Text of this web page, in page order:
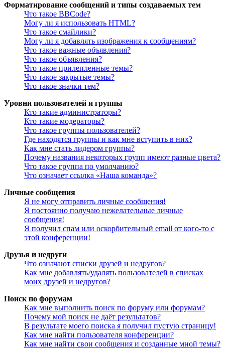
Форматирование сообщений и типы создаваемых тем
Что такое BBCode?
Могу ли я использовать HTML?
Что такое смайлики?
Могу ли я добавлять изображения к сообщениям?
Что такое важные объявления?
Что такое объявления?
Что такое прилепленные темы?
Что такое закрытые темы?
Что такое значки тем?
Уровни пользователей и группы
Кто такие администраторы?
Кто такие модераторы?
Что такое группы пользователей?
Где находятся группы и как мне вступить в них?
Как мне стать лидером группы?
Почему названия некоторых групп имеют разные цвета?
Что такое группа по умолчанию?
Что означает ссылка «Наша команда»?
Личные сообщения
Я не могу отправить личные сообщения!
Я постоянно получаю нежелательные личные
сообщения!
Я получил спам или оскорбительный email от кого-то с
этой конференции!
Друзья и недруги
Что означают списки друзей и недругов?
Как мне добавлять/удалять пользователей в списках
моих друзей и недругов?
Поиск по форумам
Как мне выполнить поиск по форуму или форумам?
Почему мой поиск не даёт результатов?
В результате моего поиска я получил пустую страницу!
Как мне найти пользователя конференции?
Как мне найти свои сообщения и созданные мной темы?